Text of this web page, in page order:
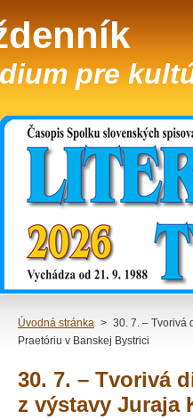
pre
Úvodná stránka > 30. 7. – Tvorivá
Praetóriu v Banskej Bystrici
30. 7. – Tvorivá
z výstavy Juraja